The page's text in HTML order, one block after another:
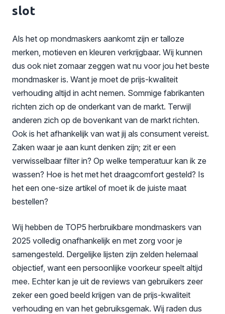
slot
Als het op mondmaskers aankomt zijn er talloze
merken, motieven en kleuren verkrijgbaar. Wij kunnen
dus ook niet zomaar zeggen wat nu voor jou het beste
mondmasker is. Want je moet de prijs-kwaliteit
verhouding altijd in acht nemen. Sommige fabrikanten
richten zich op de onderkant van de markt. Terwijl
anderen zich op de bovenkant van de markt richten.
Ook is het afhankelijk van wat jij als consument vereist.
Zaken waar je aan kunt denken zijn; zit er een
verwisselbaar filter in? Op welke temperatuur kan ik ze
wassen? Hoe is het met het draagcomfort gesteld? Is
het een one-size artikel of moet ik de juiste maat
bestellen?
Wij hebben de TOP5 herbruikbare mondmaskers van
2025 volledig onafhankelijk en met zorg voor je
samengesteld. Dergelijke lijsten zijn zelden helemaal
objectief, want een persoonlijke voorkeur speelt altijd
mee. Echter kan je uit de reviews van gebruikers zeer
zeker een goed beeld krijgen van de prijs-kwaliteit
verhouding en van het gebruiksgemak. Wij raden dus